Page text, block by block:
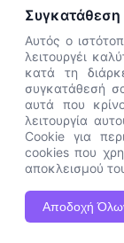
Η Ιστοσελίδα ΑνΑΔ είναι
Apple Safari καθώς και
Συγκατάθεση
Αυτός ο
λειτουργέι
κατά τη
συγκατάθεσή
αυτά που
λειτουργία
Cookie για
cookies που
αποκλεισμού
Αποδοχή